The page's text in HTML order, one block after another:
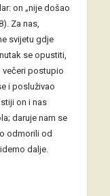
on „nije došao
Za nas,
svijetu gdje
se opustiti,
večeri postupio
i posluživao
on i nas
daruje nam se
odmorili od
dalje.